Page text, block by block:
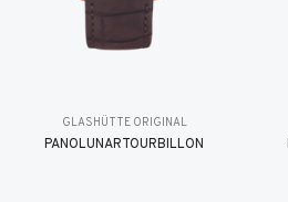
GLASHÜTTE ORIGINAL
PANOLUNARTOURBILLON